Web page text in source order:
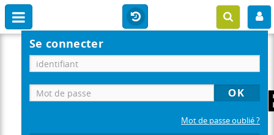
Se connecter
Mot de passe oublié ?